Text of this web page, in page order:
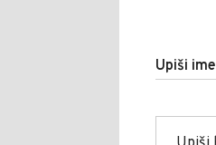
Upiši ime